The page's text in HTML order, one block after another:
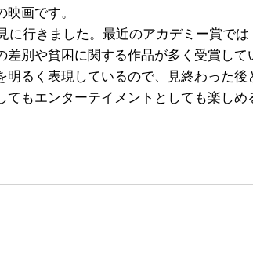
画です。
に行きました。最近のアカデミー賞では
差別や貧困に関する作品が多く受賞して
るく表現しているので、見終わった後
もエンターテイメントとしても楽しめ